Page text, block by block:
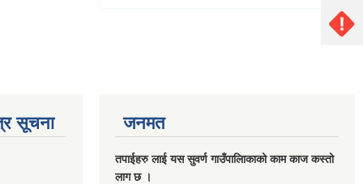
सूचना जनमत
तपाईहरु लाई यस सुवर्ण गाउँपालिाकाको काम काज कस्तो
लाग छ ।